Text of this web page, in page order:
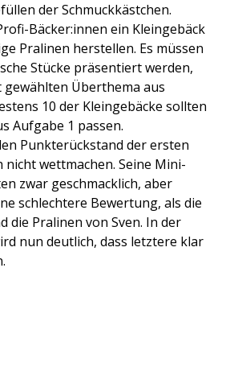
der Schmuckkästchen.
Bäcker:innen ein Kleingebäck
Pralinen herstellen. Es müssen
Stücke präsentiert werden,
gewählten Überthema aus
10 der Kleingebäcke sollten
Aufgabe 1 passen.
Punkterückstand der ersten
nicht wettmachen. Seine Mini-
zwar geschmacklich, aber
schlechtere Bewertung, als die
die Pralinen von Sven. In der
nun deutlich, dass letztere klar